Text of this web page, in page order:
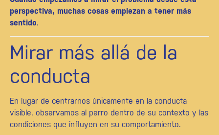
perspectiva, muchas cosas empiezan a tener más
sentido.
Mirar más allá de la
conducta
En lugar de centrarnos únicamente en la conducta
visible, observamos al perro dentro de su contexto y las
condiciones que influyen en su comportamiento.